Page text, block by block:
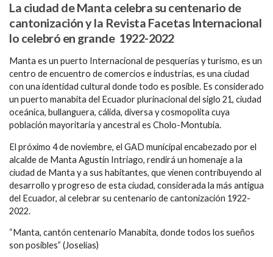
La ciudad de Manta celebra su centenario de
cantonización y la Revista Facetas Internacional
lo celebró en grande 1922-2022
Manta es un puerto Internacional de pesquerías y turismo, es un
centro de encuentro de comercios e industrias, es una ciudad
con una identidad cultural donde todo es posible. Es considerado
un puerto manabita del Ecuador plurinacional del siglo 21, ciudad
oceánica, bullanguera, cálida, diversa y cosmopolita cuya
población mayoritaria y ancestral es Cholo-Montubia.
El próximo 4 de noviembre, el GAD municipal encabezado por el
alcalde de Manta Agustín Intriago, rendirá un homenaje a la
ciudad de Manta y a sus habitantes, que vienen contribuyendo al
desarrollo y progreso de esta ciudad, considerada la más antigua
del Ecuador, al celebrar su centenario de cantonización 1922-
2022.
“Manta, cantón centenario Manabita, donde todos los sueños
son posibles” (Joselías)